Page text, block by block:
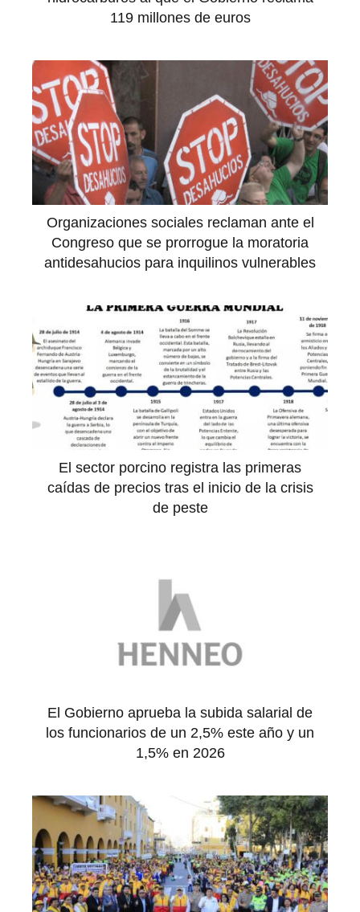
119 millones de euros
Organizaciones sociales reclaman ante el
Congreso que se prorrogue la moratoria
antidesahucios para inquilinos vulnerables
El sector porcino registra las primeras
caídas de precios tras el inicio de la crisis
de peste
El Gobierno aprueba la subida salarial de
los funcionarios de un 2,5% este año y un
1,5% en 2026